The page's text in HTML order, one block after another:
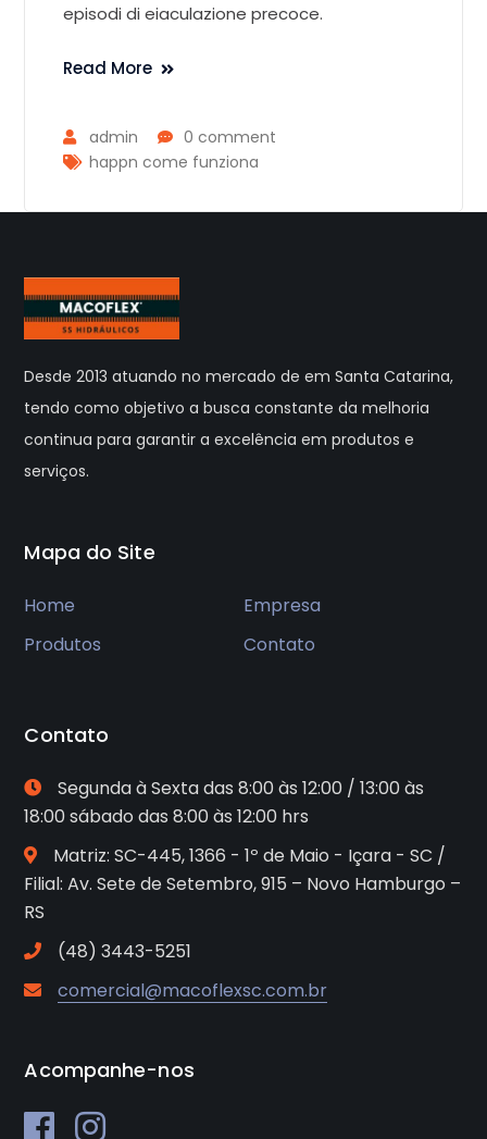
episodi di eiaculazione precoce.
Read More
admin
0 comment
happn come funziona
Desde 2013 atuando no mercado de em Santa Catarina,
tendo como objetivo a busca constante da melhoria
continua para garantir a excelência em produtos e
serviços.
Mapa do Site
Home
Empresa
Produtos
Contato
Contato
Segunda à Sexta das 8:00 às 12:00 / 13:00 às
18:00 sábado das 8:00 às 12:00 hrs
Matriz: SC-445, 1366 - 1º de Maio - Içara - SC /
Filial: Av. Sete de Setembro, 915 – Novo Hamburgo –
RS
(48) 3443-5251
comercial@macoflexsc.com.br
Acompanhe-nos